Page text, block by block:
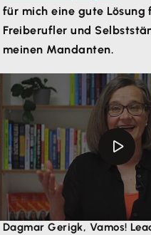
für mich eine gute Lösung
Freiberufler und
meinen Mandanten.
Dagmar Gerigk, Vamos!